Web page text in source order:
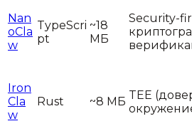
Nan
oCla
w
TypeScri
pt
~18
МБ
Security-
Iron
Cla
w
Rust ~8 МБ TEE